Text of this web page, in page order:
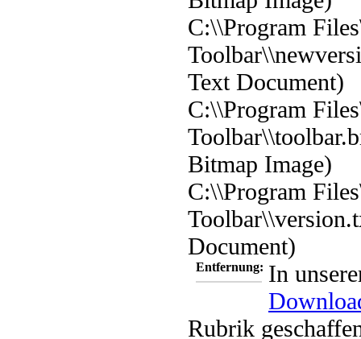
C:\\Program
Text Document)
C:\\Program
Bitmap Image)
C:\\Program
Document)
Entfernung: In
Rubrik